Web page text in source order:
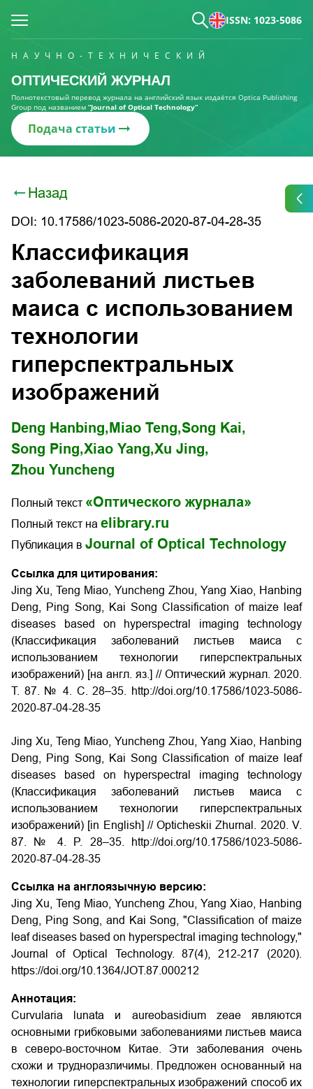
ISSN: 1023-5086
НАУЧНО-ТЕХНИЧЕСКИЙ
ОПТИЧЕСКИЙ ЖУРНАЛ
Полнотекстовый перевод журнала на английский язык издаётся Optica Publishing
Group под названием “Journal of Optical Technology“
Подача статьи
Назад
DOI: 10.17586/1023-5086-2020-87-04-28-35
Классификация
заболеваний листьев
маиса с использованием
технологии
гиперспектральных
изображений
Deng Hanbing, Miao Teng,Song Kai,
Song Ping,Xiao Yang,Xu Jing,
Zhou Yuncheng
Полный текст «Оптического журнала»
Полный текст на elibrary.ru
Публикация в Journal of Optical Technology
Ссылка для цитирования:
Jing Xu, Teng Miao, Yuncheng Zhou, Yang Xiao, Hanbing
Deng, Ping Song, Kai Song Classification of maize leaf
diseases based on hyperspectral imaging technology
(Классификация заболеваний листьев маиса с
использованием технологии гиперспектральных
изображений) [на англ. яз.] // Оптический журнал. 2020.
Т. 87. № 4. С. 28–35. http://doi.org/10.17586/1023-5086-
2020-87-04-28-35
Jing Xu, Teng Miao, Yuncheng Zhou, Yang Xiao, Hanbing
Deng, Ping Song, Kai Song Classification of maize leaf
diseases based on hyperspectral imaging technology
(Классификация заболеваний листьев маиса с
использованием технологии гиперспектральных
изображений) [in English] // Opticheskii Zhurnal. 2020. V.
87. № 4. P. 28–35. http://doi.org/10.17586/1023-5086-
2020-87-04-28-35
Ссылка на англоязычную версию:
Jing Xu, Teng Miao, Yuncheng Zhou, Yang Xiao, Hanbing
Deng, Ping Song, and Kai Song, "Classification of maize
leaf diseases based on hyperspectral imaging technology,"
Journal of Optical Technology. 87(4), 212-217 (2020).
https://doi.org/10.1364/JOT.87.000212
Аннотация:
Curvularia lunata и aureobasidium zeae являются
основными грибковыми заболеваниями листьев маиса
в северо-восточном Китае. Эти заболевания очень
схожи и трудноразличимы. Предложен основанный на
технологии гиперспектральных изображений способ их